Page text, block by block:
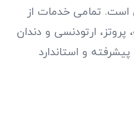
است. تمامی خدمات از
ارتودنسی و دندان
و استاندارد